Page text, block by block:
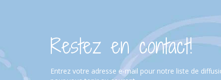
Restez en contact!
Entrez votre adresse e-mail pour notre liste de